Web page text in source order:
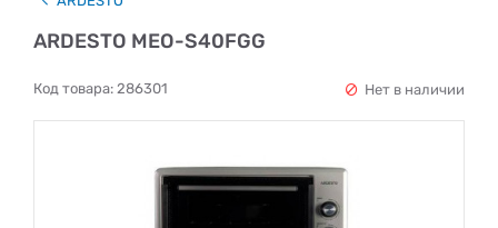
ARDESTO MEO-S40FGG
Код товара: 286301 Нет в наличии